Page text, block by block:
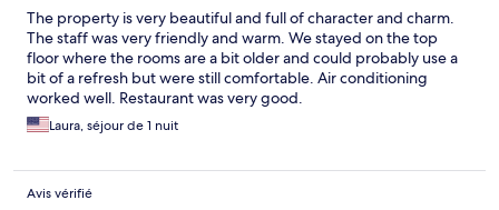
The property is very beautiful and full of character and charm.
The staff was very friendly and warm. We stayed on the top
floor where the rooms are a bit older and could probably use a
bit of a refresh but were still comfortable. Air conditioning
worked well. Restaurant was very good.
Laura, séjour de 1 nuit
Avis vérifié